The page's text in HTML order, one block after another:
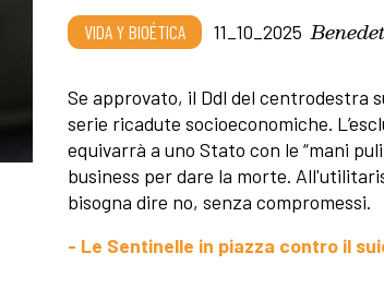
VIDA Y BIOÉTICA 11_10_2025
Se approvato, il Ddl del centrodestra
serie ricadute socioeconomiche.
equivarrà a uno Stato con le “mani
business per dare la morte.
bisogna dire no, senza compromessi.
- Le Sentinelle in piazza contro il